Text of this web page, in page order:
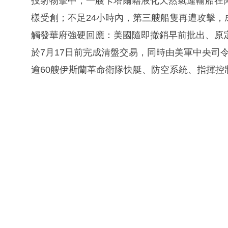
樣受創；不足24小時內，第三艘船隻再遭攻擊
觸發華府強硬回應：美國隨即撤銷早前批出、
於7月17日前完成清盤交易，同時由美軍中央司
逾60艘伊斯蘭革命衛隊快艇、防空系統、指揮